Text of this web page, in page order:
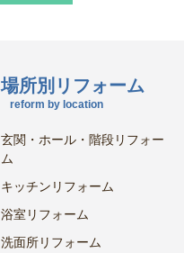
場所別リフォーム
reform by location
玄関・ホール・階段リフォー
ム
キッチンリフォーム
浴室リフォーム
洗面所リフォーム